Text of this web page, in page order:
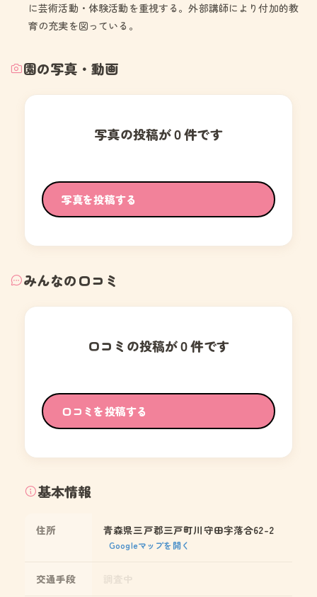
に芸術活動・体験活動を重視する。外部講師により付加的教
育の充実を図っている。
園の写真・動画
写真の投稿が０件です
写真を投稿する
みんなの口コミ
口コミの投稿が０件です
口コミを投稿する
基本情報
住所 青森県三戸郡三戸町川守田字落合62-2
Googleマップを開く
交通手段